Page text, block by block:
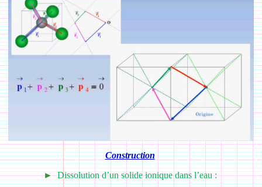
Construction
► Dissolution d’un solide ionique dans l’eau :